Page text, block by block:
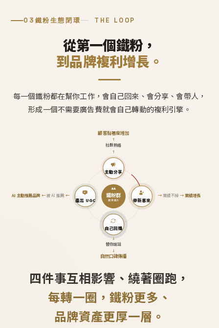
03 鐵粉生態閉環 THE LOOP
從第一個鐵粉，
到品牌複利增長。
每一個鐵粉都在幫你工作，會自己回來、會分享、會帶人，
形成一個不需要廣告費就會自己轉動的複利引擎。
鐵粉群
越滾越大
主動分享
↑
社群熱絡
↑
顧客黏著度增加
帶新客來
→業績不掉 →業績增長
自己回購
↓
替你說話
↓
自然口碑傳播
產出 UGC
AI 主動推薦品牌←被 AI 推薦 ←
四件事互相影響、繞著圈跑，
每轉一圈，鐵粉更多、
品牌資產更厚一層。